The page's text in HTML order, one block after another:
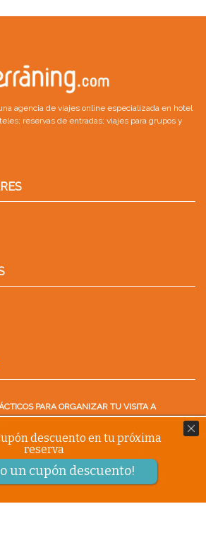
agencia de viajes online especializada en hotel
; reservas de entradas; viajes para grupos y
PARA ORGANIZAR TU VISITA A
Blog.DeMediterraning
CON NIÑOS: GUÍA PARA UN VIAJE EN
descuento en tu próxima
reserva
un cupón descuento!